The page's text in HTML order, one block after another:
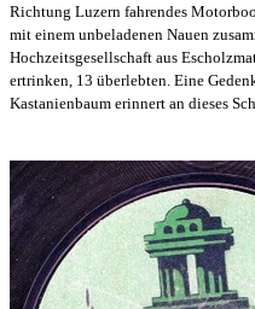
Richtung Luzern fahrendes
mit einem unbeladenen Nauen
Hochzeitsgesellschaft aus
ertrinken, 13 überlebten. Eine
Kastanienbaum erinnert an dieses